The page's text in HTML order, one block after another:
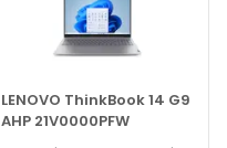
LENOVO ThinkBook 14 G9
AHP 21V0000PFW